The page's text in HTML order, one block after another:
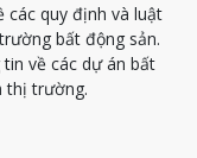
các quy định và luật
bất động sản.
về các dự án bất
thị trường.